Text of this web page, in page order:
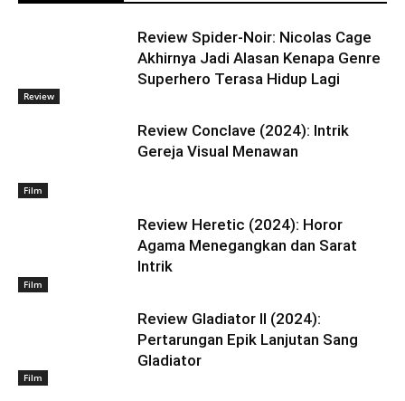
Review
Review Spider-Noir: Nicolas Cage
Akhirnya Jadi Alasan Kenapa Genre
Superhero Terasa Hidup Lagi
Film
Review Conclave (2024): Intrik
Gereja Visual Menawan
Film
Review Heretic (2024): Horor
Agama Menegangkan dan Sarat
Intrik
Film
Review Gladiator II (2024):
Pertarungan Epik Lanjutan Sang
Gladiator